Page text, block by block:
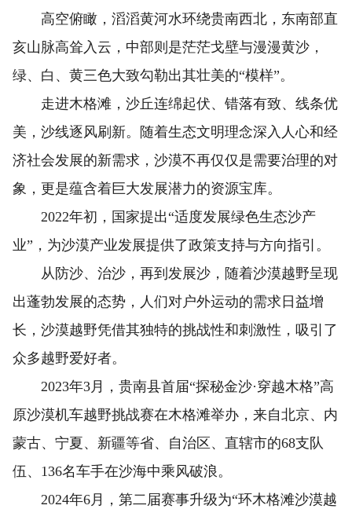
高空俯瞰，滔滔黄河水环绕贵南西北，东南部直
亥山脉高耸入云，中部则是茫茫戈壁与漫漫黄沙，
绿、白、黄三色大致勾勒出其壮美的“模样”。
走进木格滩，沙丘连绵起伏、错落有致、线条优
美，沙线逐风刷新。随着生态文明理念深入人心和经
济社会发展的新需求，沙漠不再仅仅是需要治理的对
象，更是蕴含着巨大发展潜力的资源宝库。
2022年初，国家提出“适度发展绿色生态沙产
业”，为沙漠产业发展提供了政策支持与方向指引。
从防沙、治沙，再到发展沙，随着沙漠越野呈现
出蓬勃发展的态势，人们对户外运动的需求日益增
长，沙漠越野凭借其独特的挑战性和刺激性，吸引了
众多越野爱好者。
2023年3月，贵南县首届“探秘金沙·穿越木格”高
原沙漠机车越野挑战赛在木格滩举办，来自北京、内
蒙古、宁夏、新疆等省、自治区、直辖市的68支队
伍、136名车手在沙海中乘风破浪。
2024年6月，第二届赛事升级为“环木格滩沙漠越